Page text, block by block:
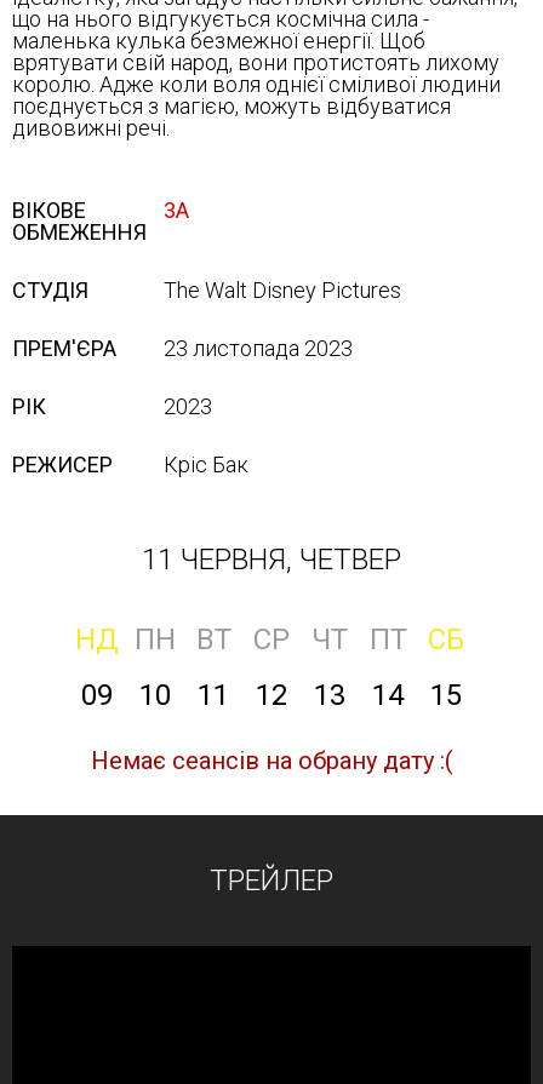
що на нього відгукується космічна сила -
маленька кулька безмежної енергії. Щоб
врятувати свій народ, вони протистоять лихому
королю. Адже коли воля однієї сміливої людини
поєднується з магією, можуть відбуватися
дивовижні речі.
ВІКОВЕ
ОБМЕЖЕННЯ
3А
СТУДІЯ The Walt Disney Pictures
ПРЕМ'ЄРА 23 листопада 2023
РІК 2023
РЕЖИСЕР Кріс Бак
11 ЧЕРВНЯ, ЧЕТВЕР
НД ПН ВТ СР ЧТ ПТ
СБ
09
10 11 12 13 14 15
Немає сеансів на обрану дату :(
ТРЕЙЛЕР